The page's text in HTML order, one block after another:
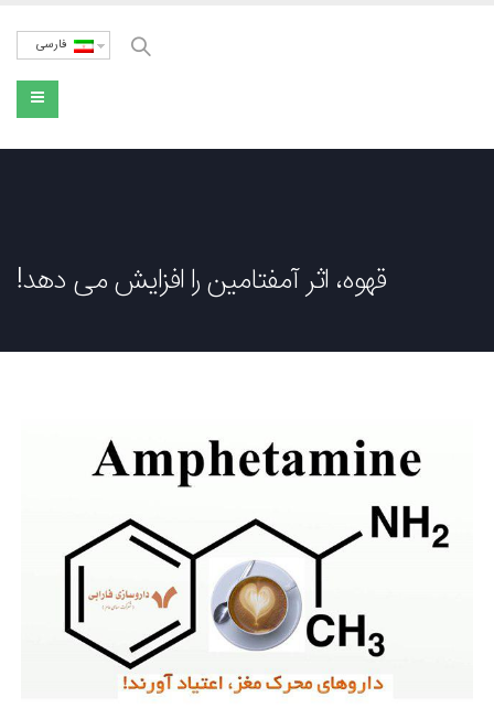
فارسی
قهوه، اثر آمفتامین را افزایش می دهد!